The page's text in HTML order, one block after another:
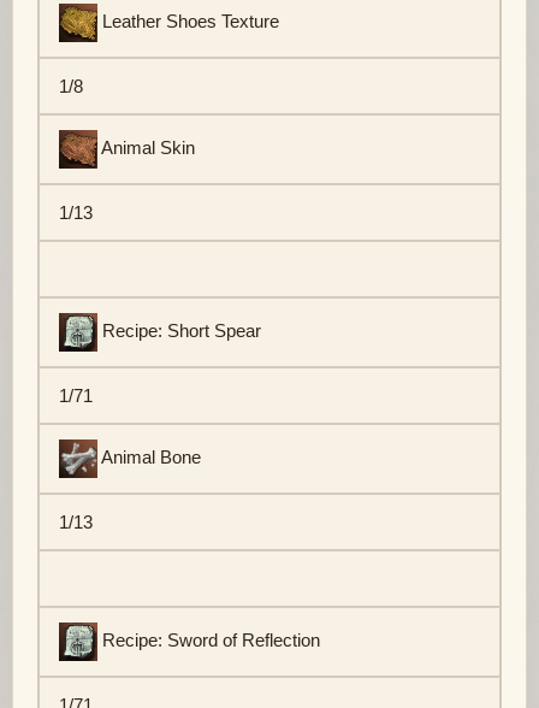
Leather Shoes Texture
1/8
Animal Skin
1/13
Recipe: Short Spear
1/71
Animal Bone
1/13
Recipe: Sword of Reflection